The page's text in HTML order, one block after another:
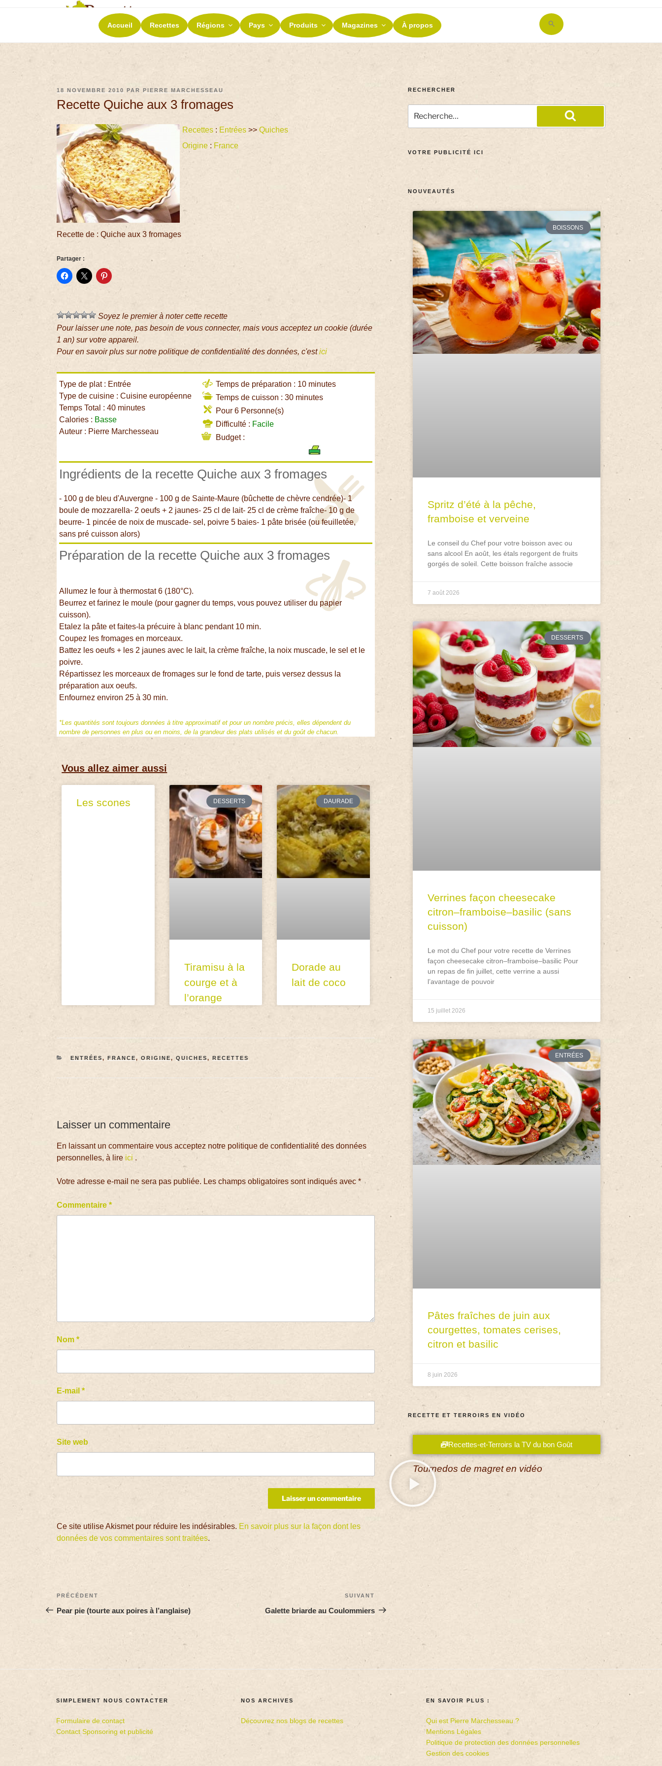
RECETTES ET TERROIRS
La richesse de nos terroirs
Accueil Recettes Régions Pays Produits Magazines À propos
Search
for:
18 NOVEMBRE 2010 PARPIERRE MARCHESSEAU
Recette Quiche aux 3 fromages
Recettes : Entrées >>Quiches
Origine : France
Recette de : Quiche aux 3 fromages
Partager :
Soyez le premier à noter cette recette
Pour laisser une note, pas besoin de vous connecter, mais vous acceptez un cookie (durée
1 an) sur votre appareil.
Pour en savoir plus sur notre politique de confidentialité des données, c'estici
Type de plat : Entrée
Type de cuisine : Cuisine européenne
Temps Total : 40 minutes
Calories : Basse
Auteur : Pierre Marchesseau
Temps de préparation : 10 minutes
Temps de cuisson : 30 minutes
Pour 6 Personne(s)
Difficulté : Facile
Budget :
Ingrédients de la recette Quiche aux 3 fromages
- 100 g de bleu d'Auvergne - 100 g de Sainte-Maure (bûchette de chèvre cendrée)- 1
boule de mozzarella- 2 oeufs + 2 jaunes- 25 cl de lait- 25 cl de crème fraîche- 10 g de
beurre- 1 pincée de noix de muscade- sel, poivre 5 baies- 1 pâte brisée (ou feuilletée,
sans pré cuisson alors)
Préparation de la recette Quiche aux 3 fromages
Allumez le four à thermostat 6 (180°C).
Beurrez et farinez le moule (pour gagner du temps, vous pouvez utiliser du papier
cuisson).
Etalez la pâte et faites-la précuire à blanc pendant 10 min.
Coupez les fromages en morceaux.
Battez les oeufs + les 2 jaunes avec le lait, la crème fraîche, la noix muscade, le sel et le
poivre.
Répartissez les morceaux de fromages sur le fond de tarte, puis versez dessus la
préparation aux oeufs.
Enfournez environ 25 à 30 min.
*Les quantités sont toujours données à titre approximatif et pour un nombre précis, elles dépendent du
nombre de personnes en plus ou en moins, de la grandeur des plats utilisés et du goût de chacun.
Vous allez aimer aussi
Les scones DESSERTS
Tiramisu à la
courge et à
l’orange
DAURADE
Dorade au
lait de coco
ENTRÉES, FRANCE, ORIGINE, QUICHES, RECETTES
Laisser un commentaire
En laissant un commentaire vous acceptez notre politique de confidentialité des données
personnelles, à lire ici .
Votre adresse e-mail ne sera pas publiée. Les champs obligatoires sont indiqués avec*
Commentaire*
Nom*
E-mail*
Site web
Ce site utilise Akismet pour réduire les indésirables. En savoir plus sur la façon dont les
données de vos commentaires sont traitées.
PRÉCÉDENT
Pear pie (tourte aux poires à l’anglaise)
SUIVANT
Galette briarde au Coulommiers
RECHERCHER
VOTRE PUBLICITÉ ICI
NOUVEAUTÉS
BOISSONS
Spritz d’été à la pêche,
framboise et verveine
Le conseil du Chef pour votre boisson avec ou
sans alcool En août, les étals regorgent de fruits
gorgés de soleil. Cette boisson fraîche associe
7 août 2026
DESSERTS
Verrines façon cheesecake
citron–framboise–basilic (sans
cuisson)
Le mot du Chef pour votre recette de Verrines
façon cheesecake citron–framboise–basilic Pour
un repas de fin juillet, cette verrine a aussi
l’avantage de pouvoir
15 juillet 2026
ENTRÉES
Pâtes fraîches de juin aux
courgettes, tomates cerises,
citron et basilic
8 juin 2026
RECETTE ET TERROIRS EN VIDÉO
Recettes-et-Terroirs la TV du bon Goût
Tournedos de magret en vidéo
SIMPLEMENT NOUS CONTACTER
Formulaire de contact
Contact Sponsoring et publicité
NOS ARCHIVES
Découvrez nos blogs de recettes
EN SAVOIR PLUS :
Qui est Pierre Marchesseau ?
Mentions Légales
Politique de protection des données personnelles
Gestion des cookies